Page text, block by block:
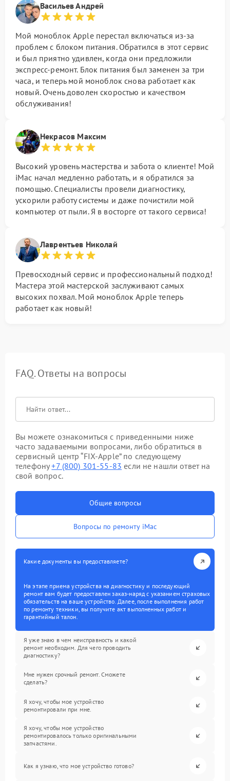
Васильев Андрей
Мой моноблок Apple перестал включаться из-за
проблем с блоком питания. Обратился в этот сервис
и был приятно удивлен, когда они предложили
экспресс-ремонт. Блок питания был заменен за три
часа, и теперь мой моноблок снова работает как
новый. Очень доволен скоростью и качеством
обслуживания!
Некрасов Максим
Высокий уровень мастерства и забота о клиенте! Мой
iMac начал медленно работать, и я обратился за
помощью. Специалисты провели диагностику,
ускорили работу системы и даже почистили мой
компьютер от пыли. Я в восторге от такого сервиса!
Лаврентьев Николай
Превосходный сервис и профессиональный подход!
Мастера этой мастерской заслуживают самых
высоких похвал. Мой моноблок Apple теперь
работает как новый!
FAQ. Ответы на вопросы
Вы можете ознакомиться с приведенными ниже
часто задаваемыми вопросами, либо обратиться в
сервисный центр “FIX-Apple” по следующему
телефону+7 (800) 301-55-83 если не нашли ответ на
свой вопрос.
Общие вопросы
Вопросы по ремонту iMac
Какие документы вы предоставляете?
На этапе приема устройства на диагностику и последующий
ремонт вам будет предоставлен заказ-наряд с указанием страховых
обязательств на ваше устройство. Далее, после выполнения работ
по ремонту техники, вы получите акт выполненных работ и
гарантийный талон.
Я уже знаю в чем неисправность и какой
ремонт необходим. Для чего проводить
диагностику?
Мне нужен срочный ремонт. Сможете
сделать?
Я хочу, чтобы мое устройство
ремонтировали при мне.
Я хочу, чтобы мое устройство
ремонтировалось только оригинальными
запчастями.
Как я узнаю, что мое устройство готово?